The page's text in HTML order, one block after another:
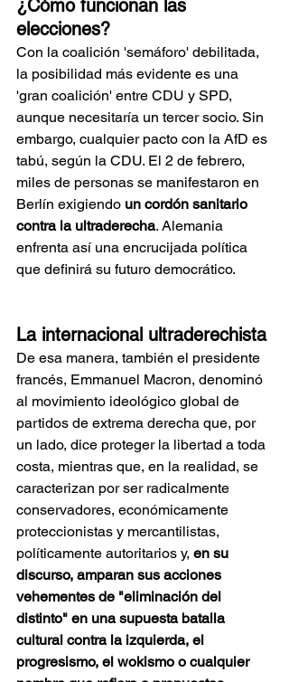
¿Cómo funcionan las
elecciones?
Con la coalición 'semáforo' debilitada,
la posibilidad más evidente es una
'gran coalición' entre CDU y SPD,
aunque necesitaría un tercer socio. Sin
embargo, cualquier pacto con la AfD es
tabú, según la CDU. El 2 de febrero,
miles de personas se manifestaron en
Berlín exigiendo un cordón sanitario
contra la ultraderecha. Alemania
enfrenta así una encrucijada política
que definirá su futuro democrático.
La internacional ultraderechista
De esa manera, también el presidente
francés, Emmanuel Macron, denominó
al movimiento ideológico global de
partidos de extrema derecha que, por
un lado, dice proteger la libertad a toda
costa, mientras que, en la realidad, se
caracterizan por ser radicalmente
conservadores, económicamente
proteccionistas y mercantilistas,
políticamente autoritarios y, en su
discurso, amparan sus acciones
vehementes de "eliminación del
distinto" en una supuesta batalla
cultural contra la izquierda, el
progresismo, el wokismo o cualquier